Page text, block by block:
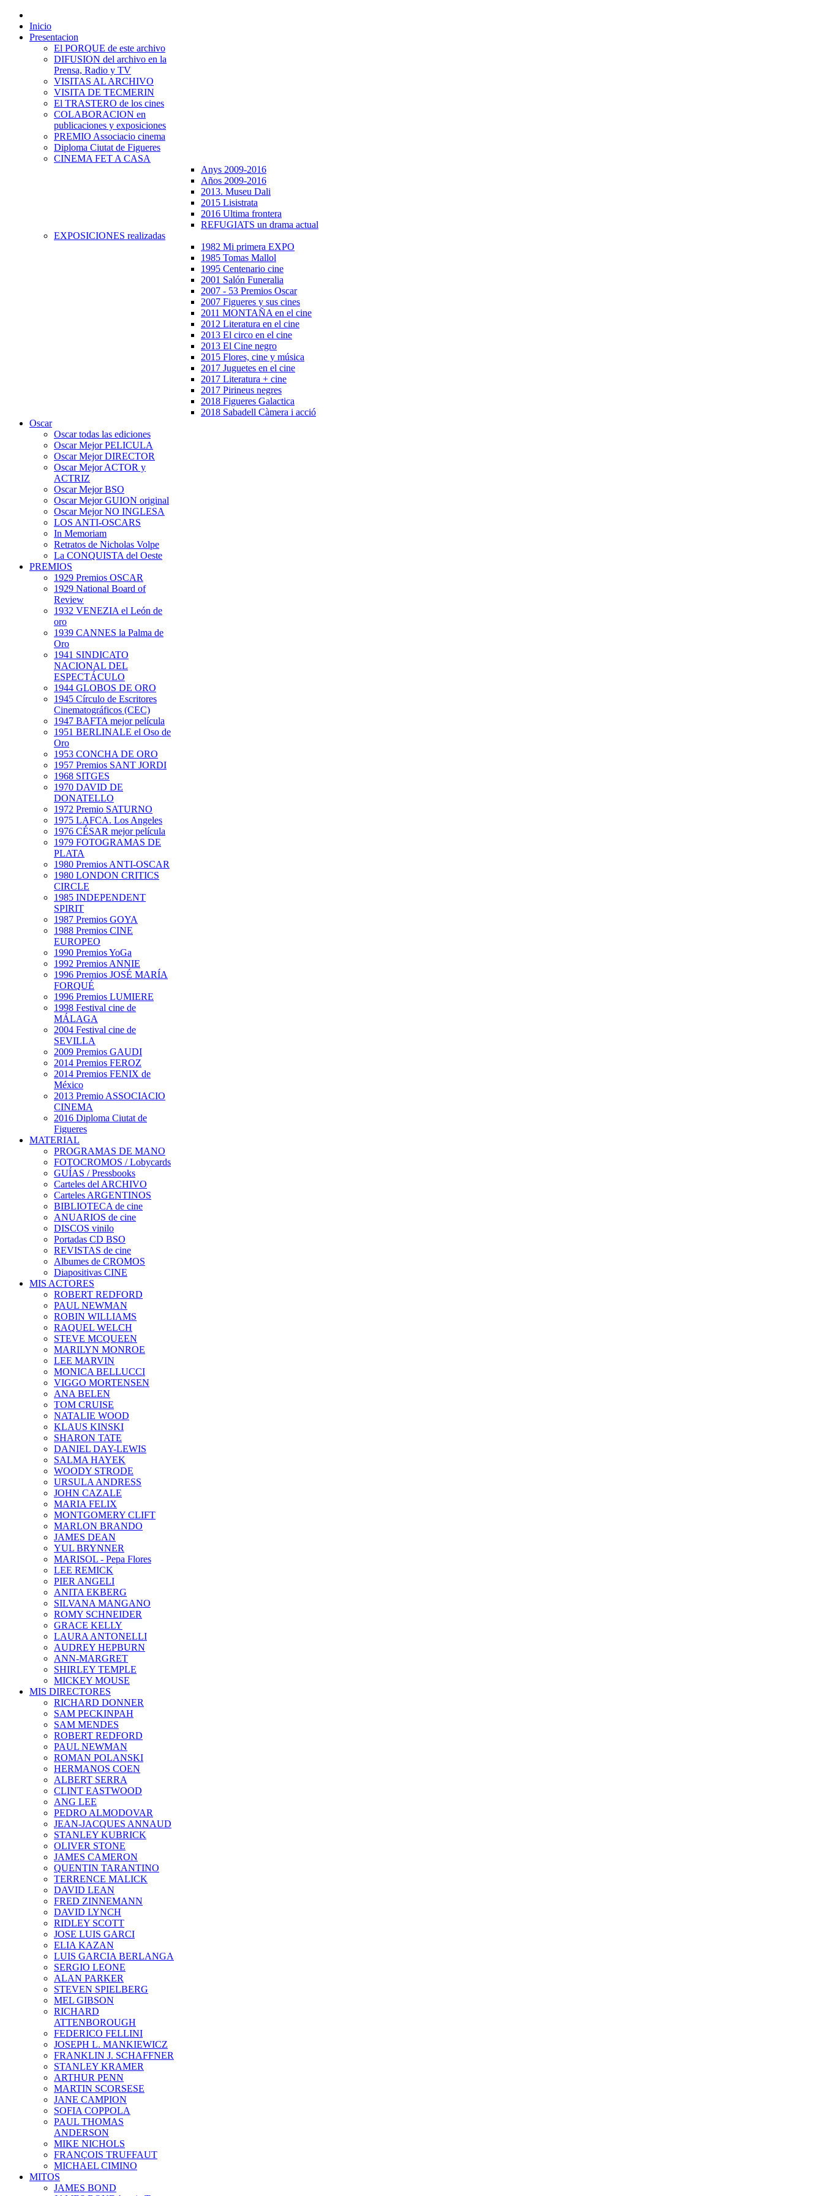
Inicio
Presentacion
El PORQUE de este archivo
DIFUSION del archivo en la
Prensa, Radio y TV
VISITAS AL ARCHIVO
VISITA DE TECMERIN
El TRASTERO de los cines
COLABORACION en
publicaciones y exposiciones
PREMIO Associacio cinema
Diploma Ciutat de Figueres
CINEMA FET A CASA
Anys 2009-2016
Años 2009-2016
2013. Museu Dali
2015 Lisistrata
2016 Ultima frontera
REFUGIATS un drama actual
EXPOSICIONES realizadas
1982 Mi primera EXPO
1985 Tomas Mallol
1995 Centenario cine
2001 Salón Funeralia
2007 - 53 Premios Oscar
2007 Figueres y sus cines
2011 MONTAÑA en el cine
2012 Literatura en el cine
2013 El circo en el cine
2013 El Cine negro
2015 Flores, cine y música
2017 Juguetes en el cine
2017 Literatura + cine
2017 Pirineus negres
2018 Figueres Galactica
2018 Sabadell Càmera i acció
Oscar
Oscar todas las ediciones
Oscar Mejor PELICULA
Oscar Mejor DIRECTOR
Oscar Mejor ACTOR y
ACTRIZ
Oscar Mejor BSO
Oscar Mejor GUION original
Oscar Mejor NO INGLESA
LOS ANTI-OSCARS
In Memoriam
Retratos de Nicholas Volpe
La CONQUISTA del Oeste
PREMIOS
1929 Premios OSCAR
1929 National Board of
Review
1932 VENEZIA el León de
oro
1939 CANNES la Palma de
Oro
1941 SINDICATO
NACIONAL DEL
ESPECTÁCULO
1944 GLOBOS DE ORO
1945 Círculo de Escritores
Cinematográficos (CEC)
1947 BAFTA mejor película
1951 BERLINALE el Oso de
Oro
1953 CONCHA DE ORO
1957 Premios SANT JORDI
1968 SITGES
1970 DAVID DE
DONATELLO
1972 Premio SATURNO
1975 LAFCA. Los Angeles
1976 CÉSAR mejor película
1979 FOTOGRAMAS DE
PLATA
1980 Premios ANTI-OSCAR
1980 LONDON CRITICS
CIRCLE
1985 INDEPENDENT
SPIRIT
1987 Premios GOYA
1988 Premios CINE
EUROPEO
1990 Premios YoGa
1992 Premios ANNIE
1996 Premios JOSÉ MARÍA
FORQUÉ
1996 Premios LUMIERE
1998 Festival cine de
MÁLAGA
2004 Festival cine de
SEVILLA
2009 Premios GAUDI
2014 Premios FEROZ
2014 Premios FENIX de
México
2013 Premio ASSOCIACIO
CINEMA
2016 Diploma Ciutat de
Figueres
MATERIAL
PROGRAMAS DE MANO
FOTOCROMOS / Lobycards
GUÍAS / Pressbooks
Carteles del ARCHIVO
Carteles ARGENTINOS
BIBLIOTECA de cine
ANUARIOS de cine
DISCOS vinilo
Portadas CD BSO
REVISTAS de cine
Albumes de CROMOS
Diapositivas CINE
MIS ACTORES
ROBERT REDFORD
PAUL NEWMAN
ROBIN WILLIAMS
RAQUEL WELCH
STEVE MCQUEEN
MARILYN MONROE
LEE MARVIN
MONICA BELLUCCI
VIGGO MORTENSEN
ANA BELEN
TOM CRUISE
NATALIE WOOD
KLAUS KINSKI
SHARON TATE
DANIEL DAY-LEWIS
SALMA HAYEK
WOODY STRODE
URSULA ANDRESS
JOHN CAZALE
MARIA FELIX
MONTGOMERY CLIFT
MARLON BRANDO
JAMES DEAN
YUL BRYNNER
MARISOL - Pepa Flores
LEE REMICK
PIER ANGELI
ANITA EKBERG
SILVANA MANGANO
ROMY SCHNEIDER
GRACE KELLY
LAURA ANTONELLI
AUDREY HEPBURN
ANN-MARGRET
SHIRLEY TEMPLE
MICKEY MOUSE
MIS DIRECTORES
RICHARD DONNER
SAM PECKINPAH
SAM MENDES
ROBERT REDFORD
PAUL NEWMAN
ROMAN POLANSKI
HERMANOS COEN
ALBERT SERRA
CLINT EASTWOOD
ANG LEE
PEDRO ALMODOVAR
JEAN-JACQUES ANNAUD
STANLEY KUBRICK
OLIVER STONE
JAMES CAMERON
QUENTIN TARANTINO
TERRENCE MALICK
DAVID LEAN
FRED ZINNEMANN
DAVID LYNCH
RIDLEY SCOTT
JOSE LUIS GARCI
ELIA KAZAN
LUIS GARCIA BERLANGA
SERGIO LEONE
ALAN PARKER
STEVEN SPIELBERG
MEL GIBSON
RICHARD
ATTENBOROUGH
FEDERICO FELLINI
JOSEPH L. MANKIEWICZ
FRANKLIN J. SCHAFFNER
STANLEY KRAMER
ARTHUR PENN
MARTIN SCORSESE
JANE CAMPION
SOFIA COPPOLA
PAUL THOMAS
ANDERSON
MIKE NICHOLS
FRANÇOIS TRUFFAUT
MICHAEL CIMINO
MITOS
JAMES BOND